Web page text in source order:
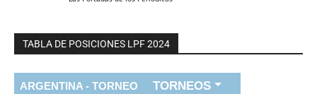
TABLA DE POSICIONES LPF 2024